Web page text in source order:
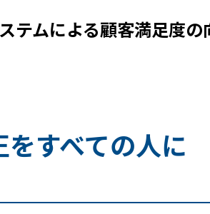
テムによる顧客満足度の
すべての人に